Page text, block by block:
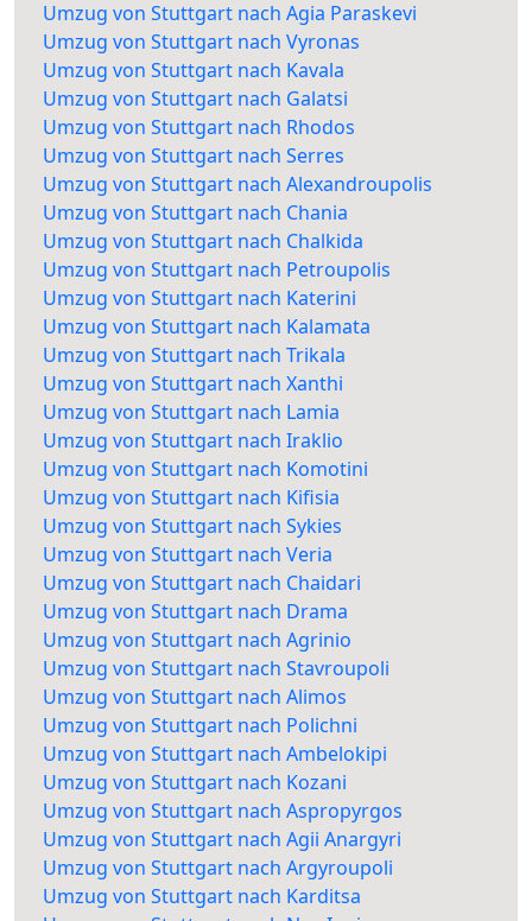
Umzug von Stuttgart nach Agia Paraskevi
Umzug von Stuttgart nach Vyronas
Umzug von Stuttgart nach Kavala
Umzug von Stuttgart nach Galatsi
Umzug von Stuttgart nach Rhodos
Umzug von Stuttgart nach Serres
Umzug von Stuttgart nach Alexandroupolis
Umzug von Stuttgart nach Chania
Umzug von Stuttgart nach Chalkida
Umzug von Stuttgart nach Petroupolis
Umzug von Stuttgart nach Katerini
Umzug von Stuttgart nach Kalamata
Umzug von Stuttgart nach Trikala
Umzug von Stuttgart nach Xanthi
Umzug von Stuttgart nach Lamia
Umzug von Stuttgart nach Iraklio
Umzug von Stuttgart nach Komotini
Umzug von Stuttgart nach Kifisia
Umzug von Stuttgart nach Sykies
Umzug von Stuttgart nach Veria
Umzug von Stuttgart nach Chaidari
Umzug von Stuttgart nach Drama
Umzug von Stuttgart nach Agrinio
Umzug von Stuttgart nach Stavroupoli
Umzug von Stuttgart nach Alimos
Umzug von Stuttgart nach Polichni
Umzug von Stuttgart nach Ambelokipi
Umzug von Stuttgart nach Kozani
Umzug von Stuttgart nach Aspropyrgos
Umzug von Stuttgart nach Agii Anargyri
Umzug von Stuttgart nach Argyroupoli
Umzug von Stuttgart nach Karditsa